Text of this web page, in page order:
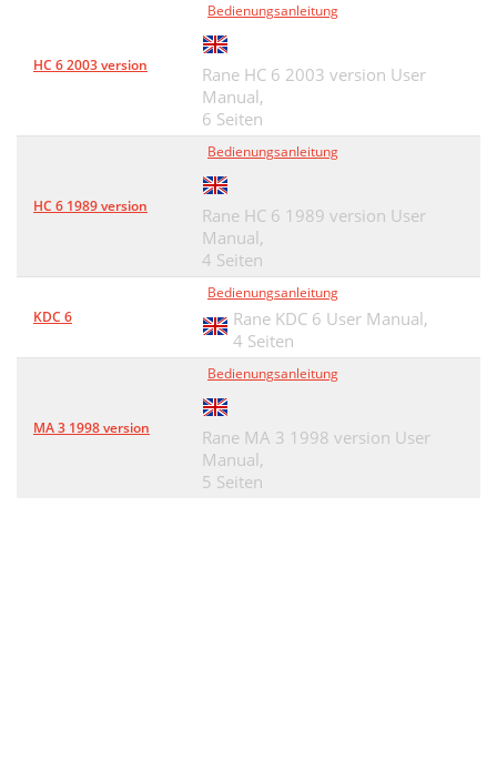
HC 6 2003 version
Bedienungsanleitung
Rane HC 6 2003 version User
Manual,
6 Seiten
HC 6 1989 version
Bedienungsanleitung
Rane HC 6 1989 version User
Manual,
4 Seiten
KDC 6
Bedienungsanleitung
Rane KDC 6 User Manual,
4 Seiten
MA 3 1998 version
Bedienungsanleitung
Rane MA 3 1998 version User
Manual,
5 Seiten